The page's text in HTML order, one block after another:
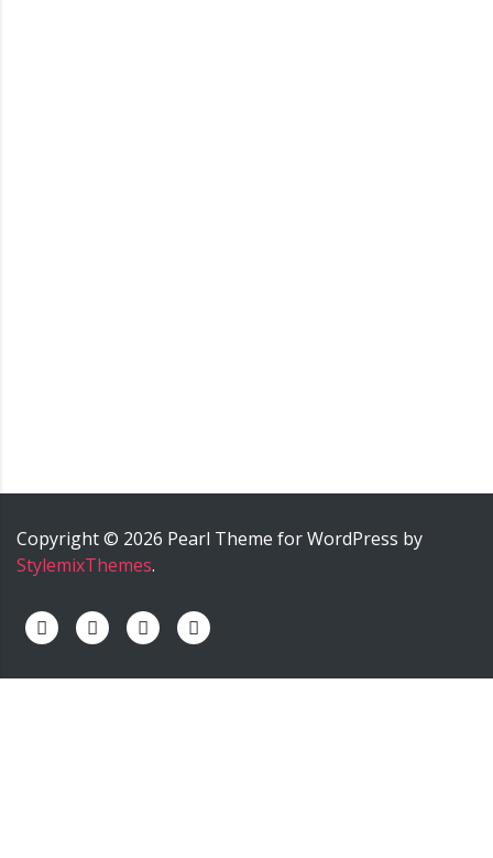
Copyright © 2026 Pearl Theme for WordPress by
StylemixThemes.